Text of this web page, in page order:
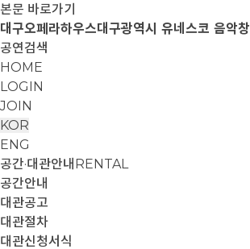
본문 바로가기
대구오페라하우스대구광역시 유네스코 음악창
공연검색
HOME
LOGIN
JOIN
KOR
ENG
공간·대관안내 RENTAL
공간안내
대관공고
대관절차
대관신청서식